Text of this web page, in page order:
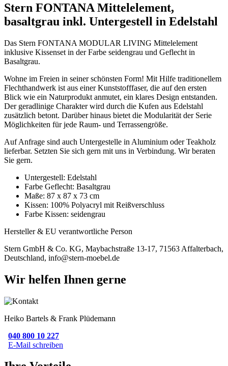
Stern FONTANA Mittelelement,
basaltgrau inkl. Untergestell in Edelstahl
Das Stern FONTANA MODULAR LIVING Mittelelement
inklusive Kissenset in der Farbe seidengrau und Geflecht in
Basaltgrau.
Wohne im Freien in seiner schönsten Form! Mit Hilfe traditionellem
Flechthandwerk ist aus einer Kunststofffaser, die auf den ersten
Blick wie ein Naturprodukt anmutet, ein klares Design entstanden.
Der geradlinige Charakter wird durch die Kufen aus Edelstahl
zusätzlich betont. Darüber hinaus bietet die Modularität der Serie
Möglichkeiten für jede Raum- und Terrassengröße.
Auf Anfrage sind auch Untergestelle in Aluminium oder Teakholz
lieferbar. Setzten Sie sich gern mit uns in Verbindung. Wir beraten
Sie gern.
Untergestell: Edelstahl
Farbe Geflecht: Basaltgrau
Maße: 87 x 87 x 73 cm
Kissen: 100% Polyacryl mit Reißverschluss
Farbe Kissen: seidengrau
Hersteller & EU verantwortliche Person
Stern GmbH & Co. KG, Maybachstraße 13-17, 71563 Affalterbach,
Deutschland, info@stern-moebel.de
Wir helfen Ihnen gerne
Heiko Bartels & Frank Plüdemann
040 800 10 227
E-Mail schreiben